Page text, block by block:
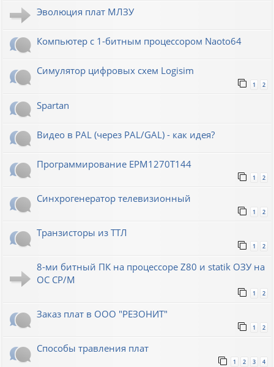
Эволюция плат МЛЗУ
Компьютер с 1-битным процессором Naoto64
Симулятор цифровых схем Logisim
1 2
Spartan
Видео в PAL (через PAL/GAL) - как идея?
Программирование EPM1270T144
1 2
Синхрогенератор телевизионный
1 2
Транзисторы из ТТЛ
1 2
8-ми битный ПК на процессоре Z80 и statik ОЗУ на
ОС СР/М
1 2
Заказ плат в ООО "РЕЗОНИТ"
1 2
Способы травления плат
1 2 3 4